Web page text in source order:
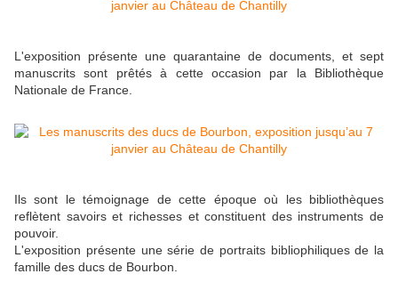
L'exposition présente une quarantaine de documents, et sept
manuscrits sont prêtés à cette occasion par la Bibliothèque
Nationale de France.
Ils sont le témoignage de cette époque où les bibliothèques
reflètent savoirs et richesses et constituent des instruments de
pouvoir.
L'exposition présente une série de portraits bibliophiliques de la
famille des ducs de Bourbon.